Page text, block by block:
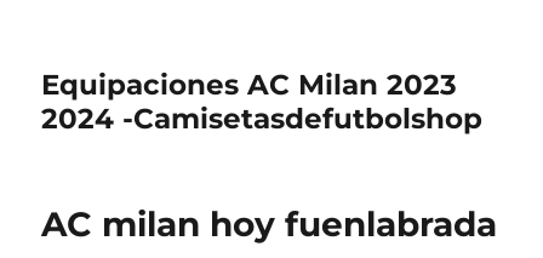
Equipaciones AC Milan 2023
2024 -Camisetasdefutbolshop
AC milan hoy fuenlabrada